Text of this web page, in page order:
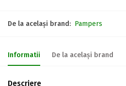
De la același brand: Pampers
Informatii De la același brand
Descriere